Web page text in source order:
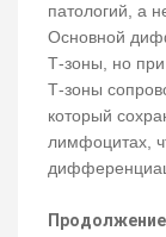
патологий, а
Основной
Т-зоны, но
Т-зоны
который
лимфоцитах,
Продолжение